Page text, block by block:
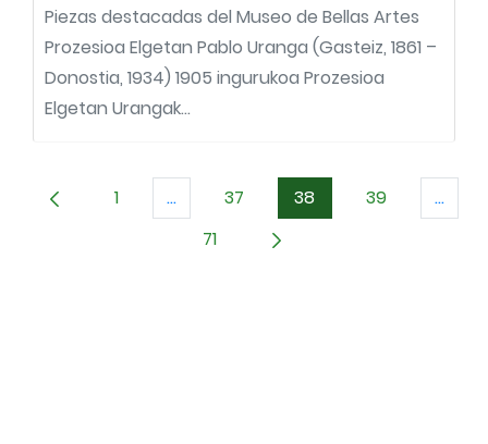
Piezas destacadas del Museo de Bellas Artes
Prozesioa Elgetan Pablo Uranga (Gasteiz, 1861 –
Donostia, 1934) 1905 ingurukoa Prozesioa
Elgetan Urangak...
Orrialdea
1 ...Intermediate Pages Use TAB to
Orrialdea
37 Orrialdea
38 Orrialdea
39 ...
Orrialdea
71